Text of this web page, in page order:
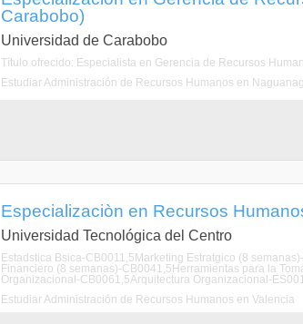
Carabobo)
Universidad de Carabobo
Título ofrecido: Especialista en Gerencia de Recursos
Estudiar Administración de Recursos Humanos en
Especializaciòn en Recursos
Universidad Tecnológica del Centro
Estadstica Bsica-CB0011,5Marketing Estratgico (8
Financiero (8 semanas)-CB0041,5Herramientas para la
Organizacional-CB0061,5Arquitectura Organizacional-
Estudiar Administración de Recursos Humanos en Valencia